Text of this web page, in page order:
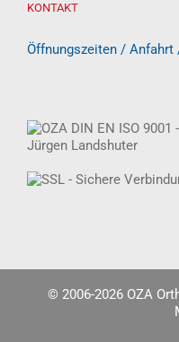
KONTAKT
Öffnungszeiten / Anfahrt
© 2006-2026 OZA